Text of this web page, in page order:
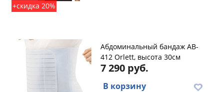
+скидка 20%
Абдоминальный бандаж AB-
412 Orlett, высота 30см
7 290 руб.
В корзину